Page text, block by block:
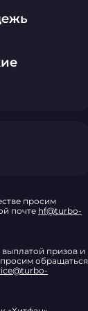
просим
почте hf@turbo-
призов и
обращаться